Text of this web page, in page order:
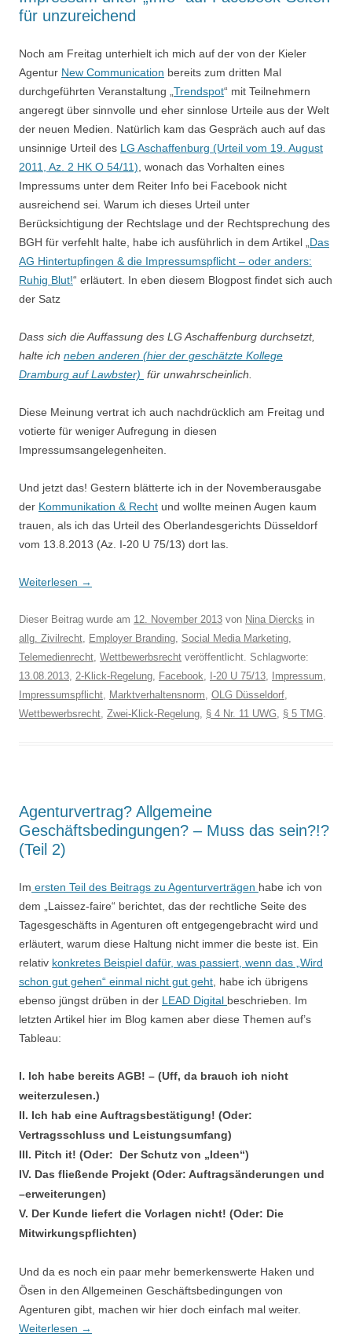
für unzureichend
Noch am Freitag unterhielt ich mich auf der von der Kieler
Agentur New Communication bereits zum dritten Mal
durchgeführten Veranstaltung „ Trendspot“ mit Teilnehmern
angeregt über sinnvolle und eher sinnlose Urteile aus der Welt
der neuen Medien. Natürlich kam das Gespräch auch auf das
unsinnige Urteil des LG Aschaffenburg (Urteil vom 19. August
2011, Az. 2 HK O 54/11) , wonach das Vorhalten eines
Impressums unter dem Reiter Info bei Facebook nicht
ausreichend sei. Warum ich dieses Urteil unter
Berücksichtigung der Rechtslage und der Rechtsprechung des
BGH für verfehlt halte, habe ich ausführlich in dem Artikel „ Das
AG Hintertupfingen & die Impressumspflicht – oder anders:
Ruhig Blut!“ erläutert. In eben diesem Blogpost findet sich auch
der Satz
Dass sich die Auffassung des LG Aschaffenburg durchsetzt,
halte ich neben anderen (hier der geschätzte Kollege
Dramburg auf Lawbster) für unwahrscheinlich.
Diese Meinung vertrat ich auch nachdrücklich am Freitag und
votierte für weniger Aufregung in diesen
Impressumsangelegenheiten.
Und jetzt das! Gestern blätterte ich in der Novemberausgabe
der Kommunikation & Recht und wollte meinen Augen kaum
trauen, als ich das Urteil des Oberlandesgerichts Düsseldorf
vom 13.8.2013 (Az. I-20 U 75/13) dort las.
Weiterlesen →
Dieser Beitrag wurde am 12. November 2013 von Nina Diercks in
allg. Zivilrecht, Employer Branding, Social Media Marketing,
Telemedienrecht, Wettbewerbsrecht veröffentlicht. Schlagworte:
13.08.2013, 2-Klick-Regelung, Facebook, I-20 U 75/13, Impressum,
Impressumspflicht, Marktverhaltensnorm, OLG Düsseldorf,
Wettbewerbsrecht, Zwei-Klick-Regelung, § 4 Nr. 11 UWG, § 5 TMG.
Agenturvertrag? Allgemeine
Geschäftsbedingungen? – Muss das sein?!?
(Teil 2)
Im ersten Teil des Beitrags zu Agenturverträgen habe ich von
dem „Laissez-faire“ berichtet, das der rechtliche Seite des
Tagesgeschäfts in Agenturen oft entgegengebracht wird und
erläutert, warum diese Haltung nicht immer die beste ist. Ein
relativ konkretes Beispiel dafür, was passiert, wenn das „Wird
schon gut gehen“ einmal nicht gut geht , habe ich übrigens
ebenso jüngst drüben in der LEAD Digital beschrieben. Im
letzten Artikel hier im Blog kamen aber diese Themen auf’s
Tableau:
I. Ich habe bereits AGB! – (Uff, da brauch ich nicht
weiterzulesen.)
II. Ich hab eine Auftragsbestätigung! (Oder:
Vertragsschluss und Leistungsumfang)
III. Pitch it! (Oder: Der Schutz von „Ideen“)
IV. Das fließende Projekt (Oder: Auftragsänderungen und
–erweiterungen)
V. Der Kunde liefert die Vorlagen nicht! (Oder: Die
Mitwirkungspflichten)
Und da es noch ein paar mehr bemerkenswerte Haken und
Ösen in den Allgemeinen Geschäftsbedingungen von
Agenturen gibt, machen wir hier doch einfach mal weiter.
Weiterlesen →